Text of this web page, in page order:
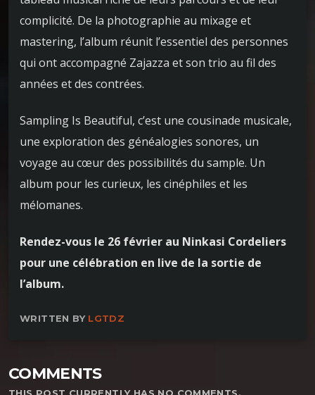
complicité. De la photographie au mixage et
mastering, l’album réunit l’essentiel des personnes
qui ont accompagné Zajazza et son trio au fil des
années et des contrées.
Sampling Is Beautiful, c’est une cousinade musicale,
une exploration des généalogies sonores, un
voyage au cœur des possibilités du sample. Un
album pour les curieux, les cinéphiles et les
mélomanes.
Rendez-vous le 26 février au Ninkasi Cordeliers
pour une célébration en live de la sortie de
l’album.
WRITTEN BY LGTDZ
COMMENTS